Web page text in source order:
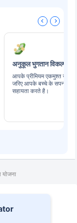
अनुकूल भुगतान विकल्प
आपके प्रीमियम एकमुश्त या
जरिए आपके बच्चे के सपनों को
सहायता करते है।
योजना